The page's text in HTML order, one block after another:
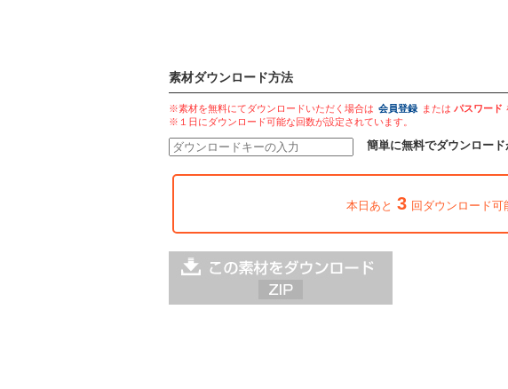
素材ダウンロード方法
※素材を無料にてダウンロードいただく場合は 会員登録 または パスワード
※１日にダウンロード可能な回数が設定されています。
簡単に無料でダウンロード
本日あと 3 回ダウンロード可